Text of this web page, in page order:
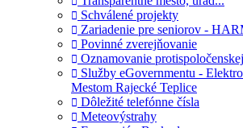
Schválené projekty
Zariadenie pre seniorov -
Povinné zverejňovanie
Oznamovanie
Služby eGovernmentu -
Mestom Rajecké Teplice
Dôležité telefónne čísla
Meteovýstrahy